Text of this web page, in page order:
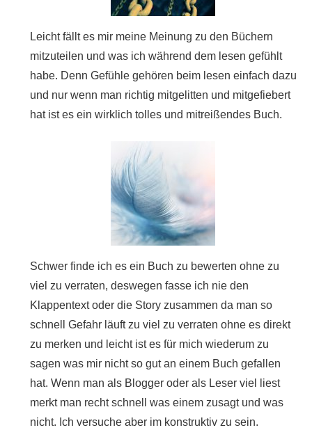
Leicht fällt es mir meine Meinung zu den Büchern
mitzuteilen und was ich während dem lesen gefühlt
habe. Denn Gefühle gehören beim lesen einfach dazu
und nur wenn man richtig mitgelitten und mitgefiebert
hat ist es ein wirklich tolles und mitreißendes Buch.
Schwer finde ich es ein Buch zu bewerten ohne zu
viel zu verraten, deswegen fasse ich nie den
Klappentext oder die Story zusammen da man so
schnell Gefahr läuft zu viel zu verraten ohne es direkt
zu merken und leicht ist es für mich wiederum zu
sagen was mir nicht so gut an einem Buch gefallen
hat. Wenn man als Blogger oder als Leser viel liest
merkt man recht schnell was einem zusagt und was
nicht. Ich versuche aber im konstruktiv zu sein.